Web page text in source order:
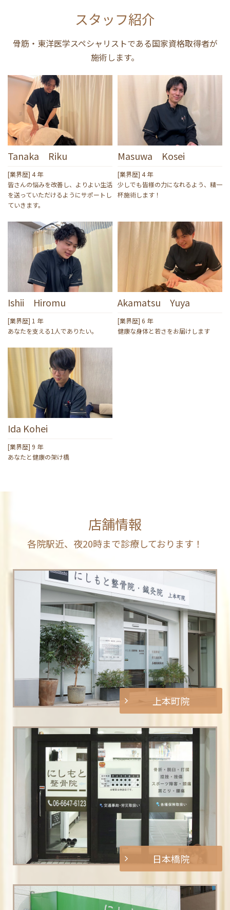
スタッフ紹介
骨筋・東洋医学スペシャリストである国家資格取得者が
施術します。
Tanaka Riku
[業界歴] 4 年
皆さんの悩みを改善し、よりよい生活
を送っていただけるようにサポートし
ていきます。
Masuwa Kosei
[業界歴] 4 年
少しでも皆様の力になれるよう、精一
杯施術します！
Ishii Hiromu
[業界歴] 1 年
あなたを支える1人でありたい。
Akamatsu Yuya
[業界歴] 6 年
健康な身体と若さをお届けします
Ida Kohei
[業界歴] 9 年
あなたと健康の架け橋
店舗情報
各院駅近、夜20時まで診療しております！
上本町院
日本橋院